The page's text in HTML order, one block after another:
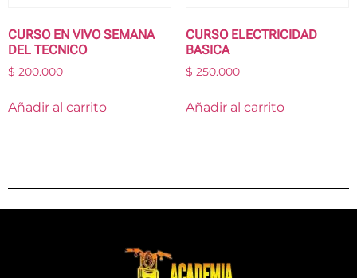
CURSO EN VIVO SEMANA
DEL TECNICO
$ 200.000
Añadir al carrito
CURSO ELECTRICIDAD
BASICA
$ 250.000
Añadir al carrito